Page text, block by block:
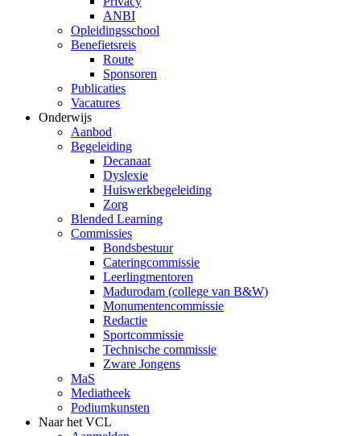
ANBI
Opleidingsschool
Benefietsreis
Route
Sponsoren
Publicaties
Vacatures
Onderwijs
Aanbod
Begeleiding
Decanaat
Dyslexie
Huiswerkbegeleiding
Zorg
Blended Learning
Commissies
Bondsbestuur
Cateringcommissie
Leerlingmentoren
Madurodam (college van B&W)
Monumentencommissie
Redactie
Sportcommissie
Technische commissie
Zware Jongens
MaS
Mediatheek
Podiumkunsten
Naar het VCL